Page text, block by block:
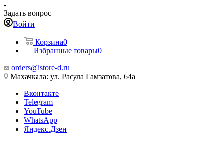
Задать вопрос
Войти
Корзина0
Избранные товары0
orders@istore-d.ru
Махачкала: ул. Расула Гамзатова, 64а
Вконтакте
Telegram
YouTube
WhatsApp
Яндекс.Дзен